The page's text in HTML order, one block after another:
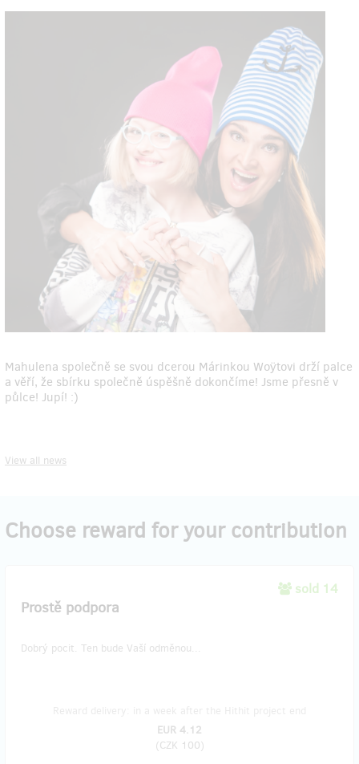
Mahulena společně se svou dcerou Márinkou Woÿtovi drží palce
a věří, že sbírku společně úspěšně dokončíme! Jsme přesně v
půlce! Jupí! :)
View all news
Choose reward for your contribution
sold 14
Prostě podpora
Dobrý pocit. Ten bude Vaší odměnou...
EUR 4.12
(CZK 100)